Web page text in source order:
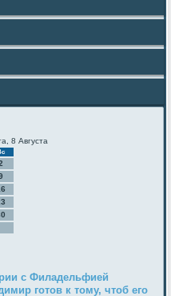
8 Августа
с Филадельфией
готов к тому, чтоб его